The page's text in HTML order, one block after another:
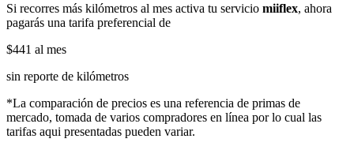
Si recorres más kilómetros al mes activa tu servicio miiflex, ahora
pagarás una tarifa preferencial de
$441 al mes
sin reporte de kilómetros
*La comparación de precios es una referencia de primas de
mercado, tomada de varios compradores en línea por lo cual las
tarifas aqui presentadas pueden variar.